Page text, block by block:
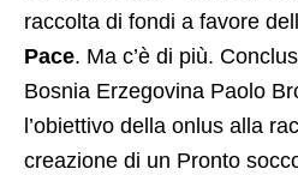
raccolta di fondi a favore
Pace. Ma c’è di più.
Bosnia Erzegovina Paolo
l’obiettivo della onlus alla
creazione di un Pronto